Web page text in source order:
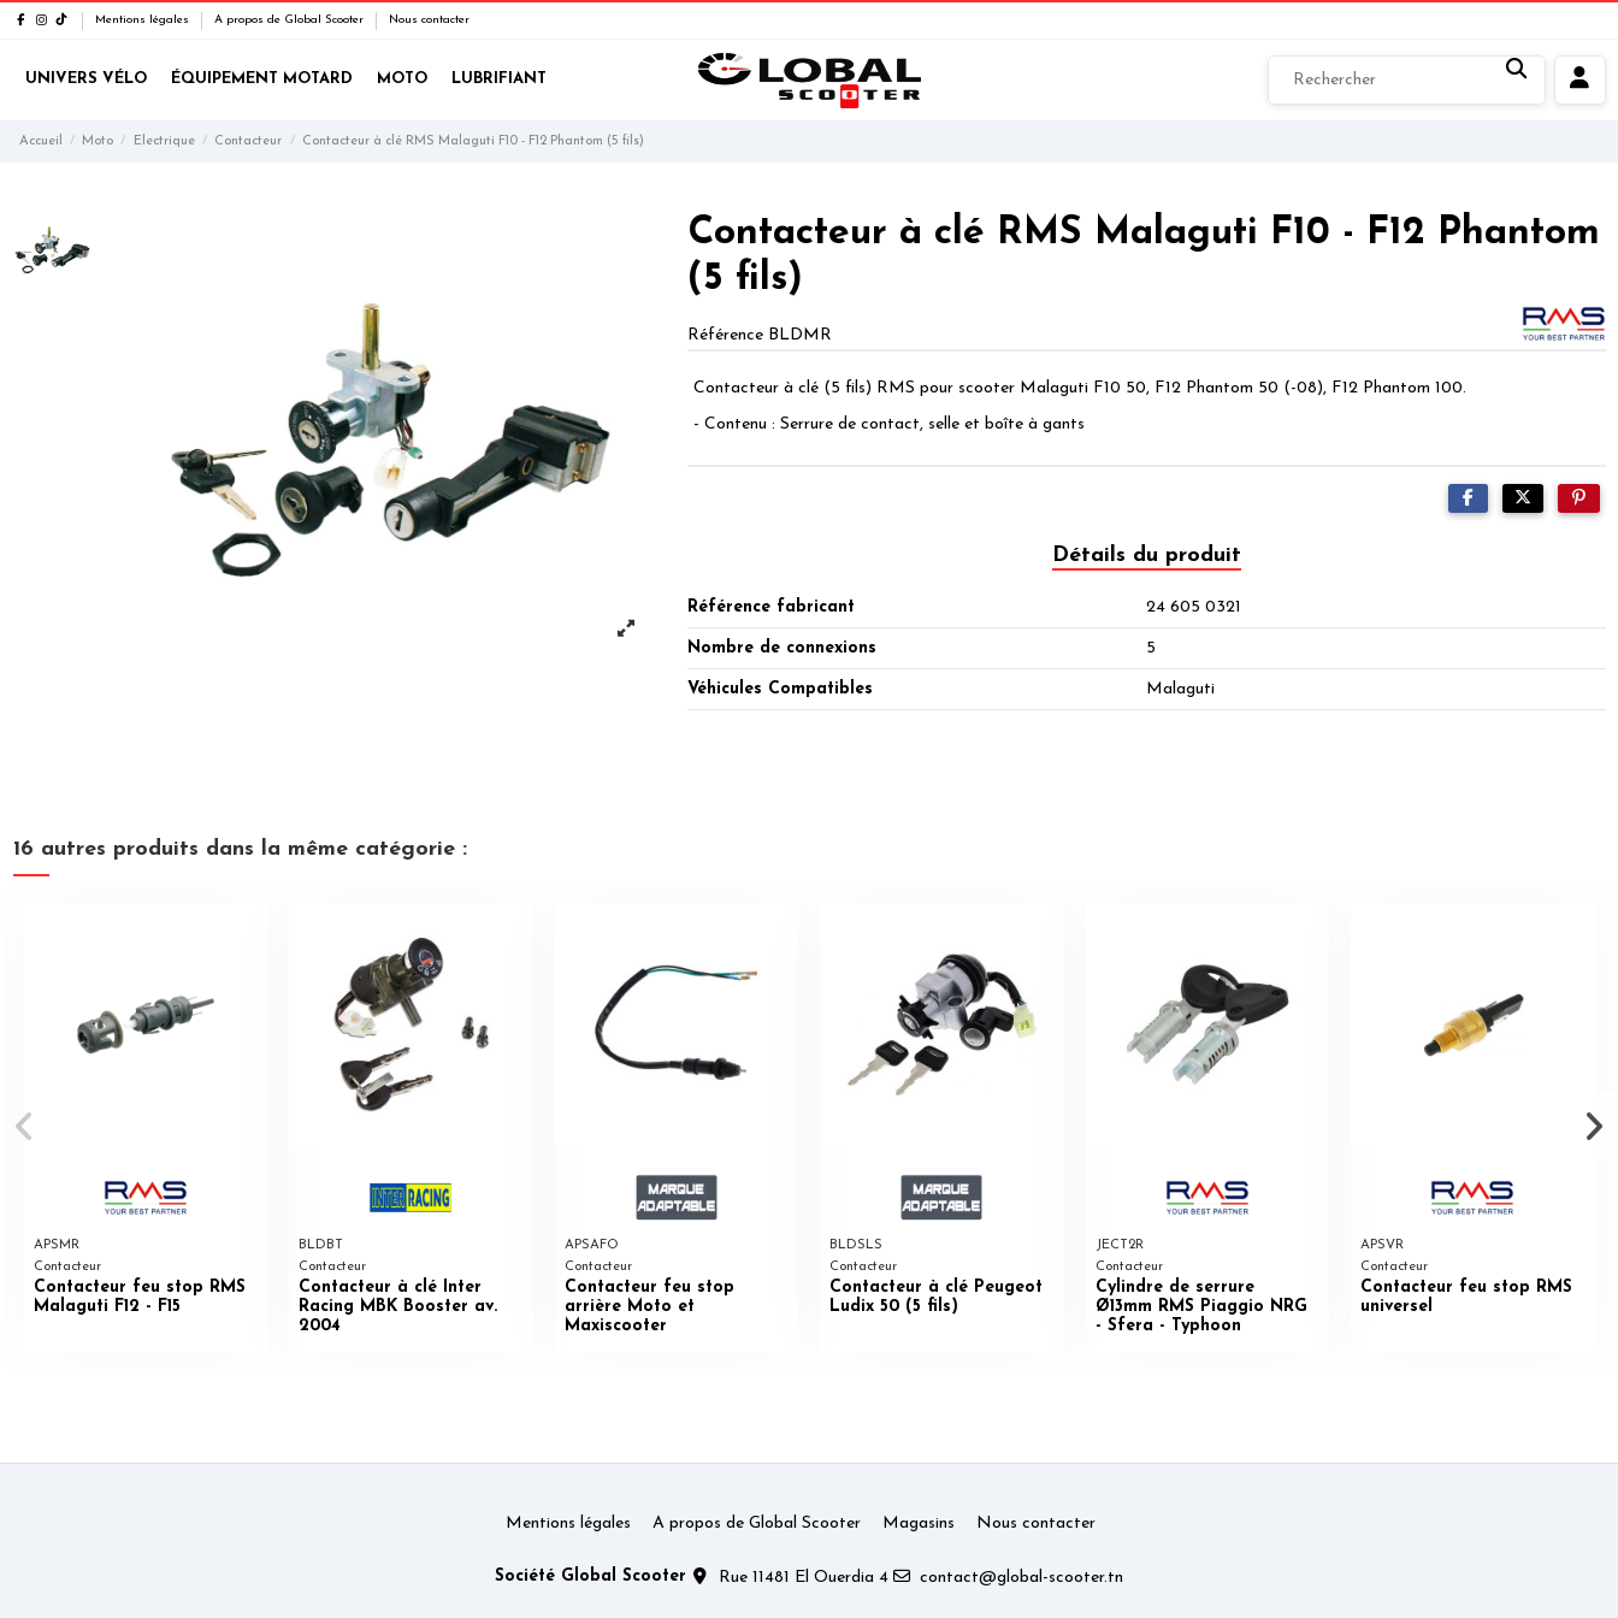
Mentions légales A propos de Global Scooter Nous contacter
UNIVERS VÉLO ÉQUIPEMENT MOTARD MOTO LUBRIFIANT
Accueil Moto Electrique Contacteur Contacteur à clé RMS Malaguti F10 - F12 Phantom (5 fils)
Contacteur à clé RMS Malaguti F10 - F12 Phantom
(5 fils)
Référence BLDMR
Contacteur à clé (5 fils) RMS pour scooter Malaguti F10 50, F12 Phantom 50 (-08), F12 Phantom 100.
- Contenu : Serrure de contact, selle et boîte à gants
Détails du produit
Référence fabricant 24 605 0321
Nombre de connexions 5
Véhicules Compatibles Malaguti
16 autres produits dans la même catégorie :
APSMR
Contacteur
Contacteur feu stop RMS
Malaguti F12 - F15
BLDBT
Contacteur
Contacteur à clé Inter
Racing MBK Booster av.
2004
APSAFO
Contacteur
Contacteur feu stop
arrière Moto et
Maxiscooter
BLDSLS
Contacteur
Contacteur à clé Peugeot
Ludix 50 (5 fils)
JECT2R
Contacteur
Cylindre de serrure
Ø13mm RMS Piaggio NRG
- Sfera - Typhoon
APSVR
Contacteur
Contacteur feu stop RMS
universel
Mentions légales A propos de Global Scooter Magasins Nous contacter
Société Global Scooter Rue 11481 El Ouerdia 4 contact@global-scooter.tn